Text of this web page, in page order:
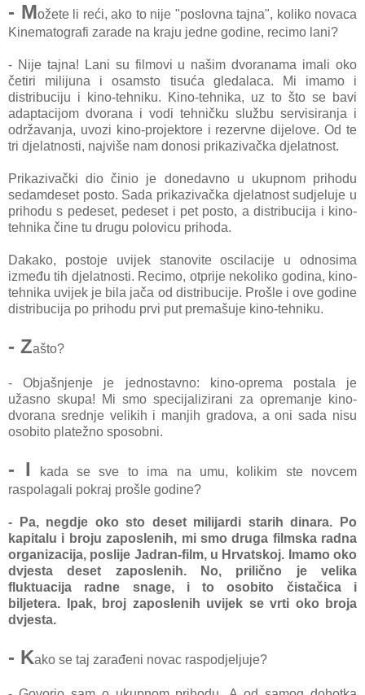
- Možete li reći, ako to nije "poslovna tajna", koliko novaca
Kinematografi zarade na kraju jedne godine, recimo lani?
- Nije tajna! Lani su filmovi u našim dvoranama imali oko
četiri milijuna i osamsto tisuća gledalaca. Mi imamo i
distribuciju i kino-tehniku. Kino-tehnika, uz to što se bavi
adaptacijom dvorana i vodi tehničku službu servisiranja i
održavanja, uvozi kino-projektore i rezervne dijelove. Od te
tri djelatnosti, najviše nam donosi prikazivačka djelatnost.
Prikazivački dio činio je donedavno u ukupnom prihodu
sedamdeset posto. Sada prikazivačka djelatnost sudjeluje u
prihodu s pedeset, pedeset i pet posto, a distribucija i kino-
tehnika čine tu drugu polovicu prihoda.
Dakako, postoje uvijek stanovite oscilacije u odnosima
između tih djelatnosti. Recimo, otprije nekoliko godina, kino-
tehnika uvijek je bila jača od distribucije. Prošle i ove godine
distribucija po prihodu prvi put premašuje kino-tehniku.
- Zašto?
- Objašnjenje je jednostavno: kino-oprema postala je
užasno skupa! Mi smo specijalizirani za opremanje kino-
dvorana srednje velikih i manjih gradova, a oni sada nisu
osobito platežno sposobni.
- I kada se sve to ima na umu, kolikim ste novcem
raspolagali pokraj prošle godine?
- Pa, negdje oko sto deset milijardi starih dinara. Po
kapitalu i broju zaposlenih, mi smo druga filmska radna
organizacija, poslije Jadran-film, u Hrvatskoj. Imamo oko
dvjesta deset zaposlenih.
No, prilično je velika
fluktuacija radne snage, i to osobito čistačica i
biljetera.
Ipak, broj zaposlenih uvijek se vrti oko broja
dvjesta.
- Kako se taj zarađeni novac raspodjeljuje?